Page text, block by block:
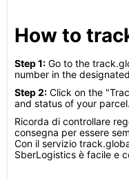
How to
Step 1: Go to the
number in the
Step 2: Click on the
and status of your parcel.
Ricorda di controllare
consegna per essere
Con il servizio
SberLogistics è facile e